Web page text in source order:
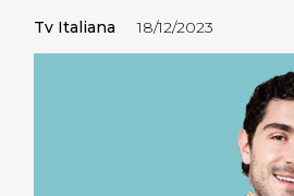
Tv Italiana 18/12/2023